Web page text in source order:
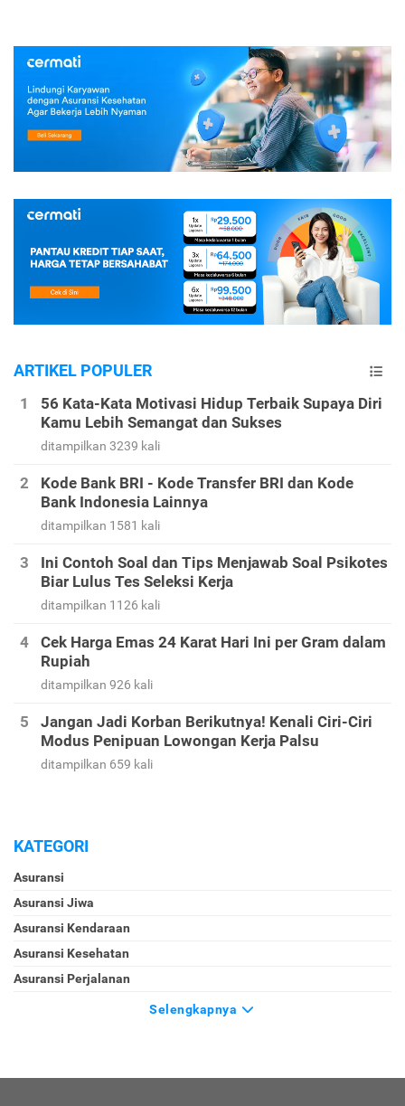
ARTIKEL POPULER
56 Kata-Kata Motivasi Hidup Terbaik Supaya Diri
Kamu Lebih Semangat dan Sukses
ditampilkan 3239 kali
Kode Bank BRI - Kode Transfer BRI dan Kode
Bank Indonesia Lainnya
ditampilkan 1581 kali
Ini Contoh Soal dan Tips Menjawab Soal Psikotes
Biar Lulus Tes Seleksi Kerja
ditampilkan 1126 kali
Cek Harga Emas 24 Karat Hari Ini per Gram dalam
Rupiah
ditampilkan 926 kali
Jangan Jadi Korban Berikutnya! Kenali Ciri-Ciri
Modus Penipuan Lowongan Kerja Palsu
ditampilkan 659 kali
KATEGORI
Asuransi
Asuransi Jiwa
Asuransi Kendaraan
Asuransi Kesehatan
Asuransi Perjalanan
Selengkapnya